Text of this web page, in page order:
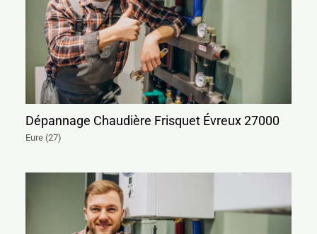
Dépannage Chaudière Frisquet Évreux 27000
Eure (27)